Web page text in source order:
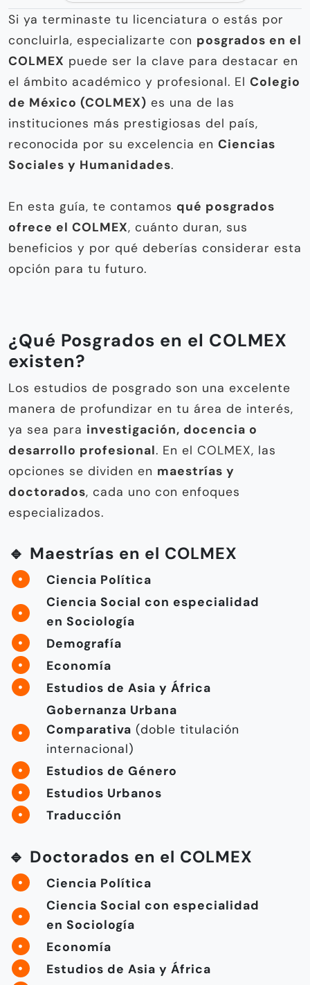
Si ya terminaste tu licenciatura o estás por
concluirla, especializarte con posgrados en el
COLMEX puede ser la clave para destacar en
el ámbito académico y profesional. El Colegio
de México (COLMEX) es una de las
instituciones más prestigiosas del país,
reconocida por su excelencia en Ciencias
Sociales y Humanidades.
En esta guía, te contamos qué posgrados
ofrece el COLMEX, cuánto duran, sus
beneficios y por qué deberías considerar esta
opción para tu futuro.
¿Qué Posgrados en el COLMEX
existen?
Los estudios de posgrado son una excelente
manera de profundizar en tu área de interés,
ya sea para investigación, docencia o
desarrollo profesional. En el COLMEX, las
opciones se dividen en maestrías y
doctorados, cada uno con enfoques
especializados.
🔹 Maestrías en el COLMEX
Ciencia Política
Ciencia Social con especialidad
en Sociología
Demografía
Economía
Estudios de Asia y África
Gobernanza Urbana
Comparativa (doble titulación
internacional)
Estudios de Género
Estudios Urbanos
Traducción
🔹 Doctorados en el COLMEX
Ciencia Política
Ciencia Social con especialidad
en Sociología
Economía
Estudios de Asia y África